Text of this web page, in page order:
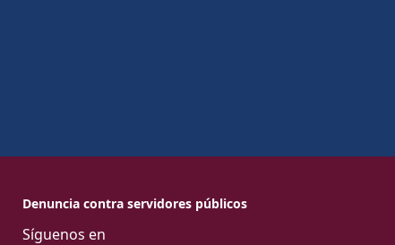
Denuncia contra servidores públicos
Síguenos en